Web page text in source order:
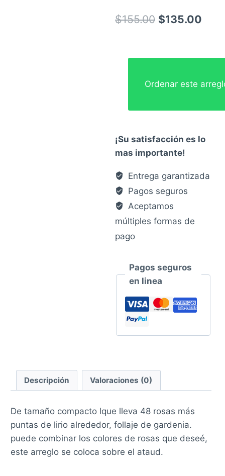
$155.00 El
$155.00.
$135.00
Ordenar este
¡Su satisfacción es lo
mas importante!
Entrega garantizada
Pagos seguros
Aceptamos
múltiples formas de
pago
Pagos seguros
en linea
Descripción Valoraciones (0)
De tamaño compacto lque lleva 48 rosas más
puntas de lirio alrededor, follaje de gardenia.
puede combinar los colores de rosas que deseé,
este arreglo se coloca sobre el ataud.